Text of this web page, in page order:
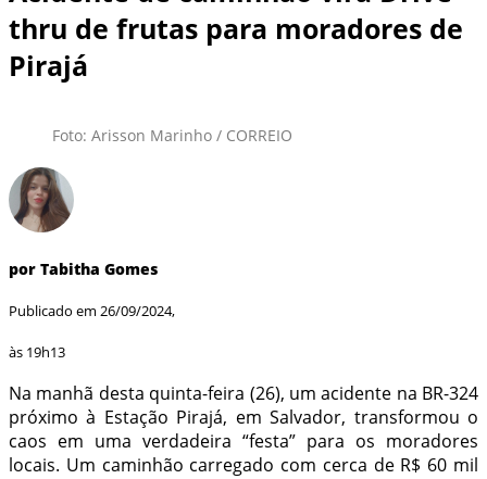
thru de frutas para moradores de
Pirajá
Foto: Arisson Marinho / CORREIO
por Tabitha Gomes
Publicado em 26/09/2024,
às 19h13
Na manhã desta quinta-feira (26), um acidente na BR-324
próximo à Estação Pirajá, em Salvador, transformou o
caos em uma verdadeira “festa” para os moradores
locais. Um caminhão carregado com cerca de R$ 60 mil